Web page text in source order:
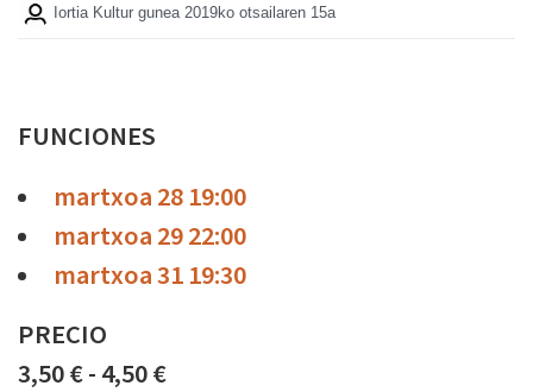
Iortia Kultur gunea 2019ko otsailaren 15a
FUNCIONES
martxoa 28 19:00
martxoa 29 22:00
martxoa 31 19:30
PRECIO
3,50 € - 4,50 €